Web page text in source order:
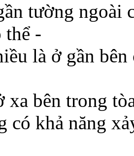
tường ngoài
thể -
là ở gần bên
xa bên trong
có khả năng